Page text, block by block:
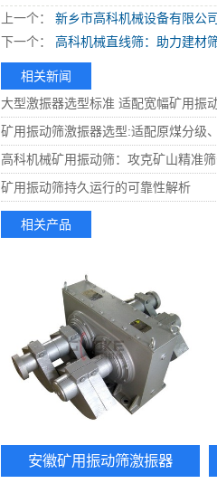
上一个：
新乡市高科机械设备有限
下一个：
高科机械直线筛：助力建材
相关新闻
大型激振器选型标准 适配宽幅矿用振
矿用振动筛激振器选型:适配原煤分级
高科机械矿用振动筛：攻克矿山精准
矿用振动筛持久运行的可靠性解析
相关产品
安徽矿用振动筛激振器